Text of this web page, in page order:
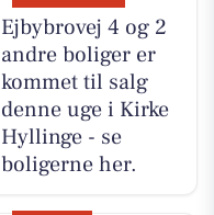
Ejbybrovej 4 og 2
andre boliger er
kommet til salg
denne uge i Kirke
Hyllinge - se
boligerne her.